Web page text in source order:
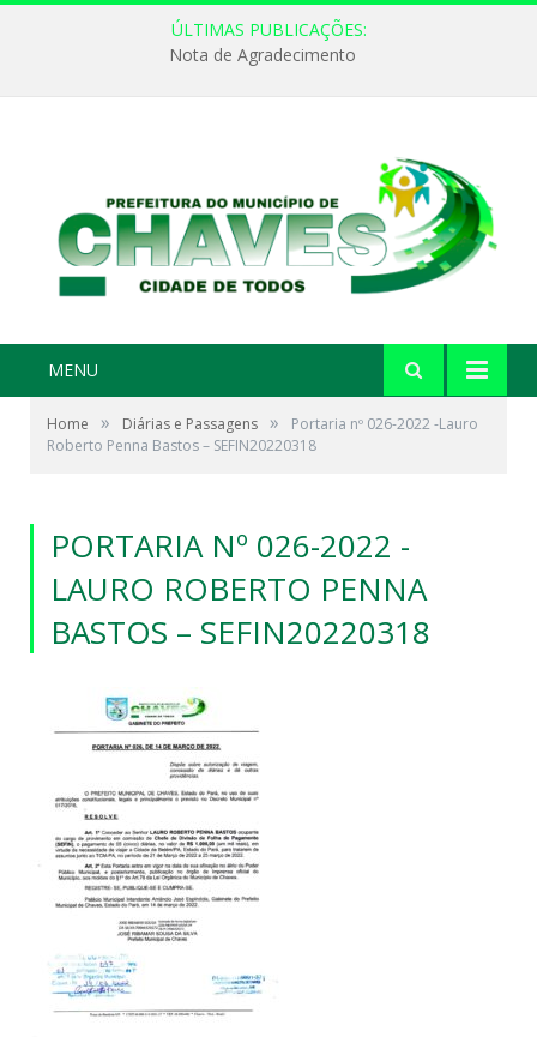
ÚLTIMAS PUBLICAÇÕES:
Nota de Agradecimento
MENU
Home » Diárias e Passagens »
Portaria nº 026-2022 -Lauro
Roberto Penna Bastos – SEFIN20220318
PORTARIA Nº 026-2022 -
LAURO ROBERTO PENNA
BASTOS – SEFIN20220318